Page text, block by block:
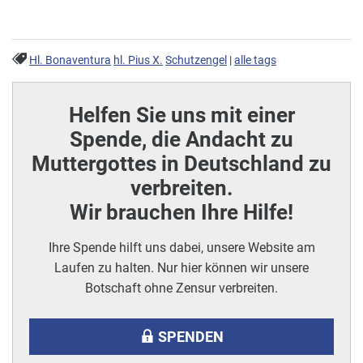
Hl. Bonaventura hl. Pius X. Schutzengel |alle tags
Helfen Sie uns mit einer
Spende, die Andacht zu
Muttergottes in Deutschland zu
verbreiten.
Wir brauchen Ihre Hilfe!
Ihre Spende hilft uns dabei, unsere Website am
Laufen zu halten. Nur hier können wir unsere
Botschaft ohne Zensur verbreiten.
SPENDEN